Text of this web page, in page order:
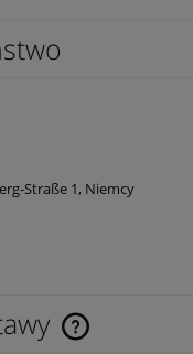
Straße 1, Niemcy